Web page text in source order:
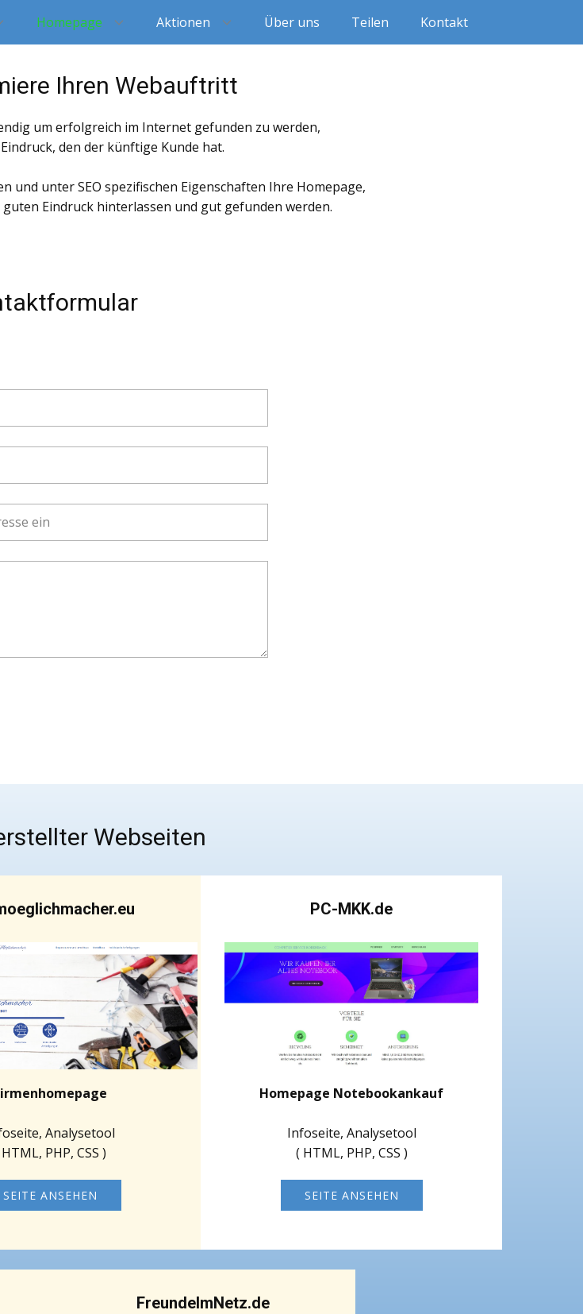
Homepage Aktionen Über uns Teilen Kontakt
Ihren Webauftritt
um erfolgreich im Internet gefunden zu werden,
den der künftige Kunde hat.
und unter SEO spezifischen Eigenschaften Ihre Homepage,
Eindruck hinterlassen und gut gefunden werden.
Webseiten
Analysetool
PHP, CSS )
SEITE ANSEHEN
PC-MKK.de
Homepage Notebookankauf
Infoseite, Analysetool
( HTML, PHP, CSS )
SEITE ANSEHEN
FreundeImNetz.de